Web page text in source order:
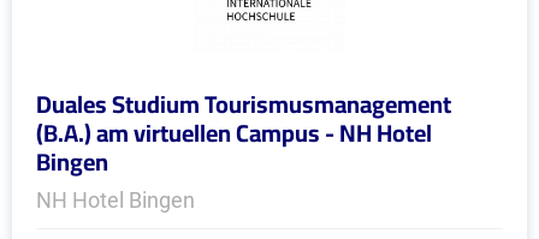
Duales Studium Tourismusmanagement
(B.A.) am virtuellen Campus - NH Hotel
Bingen
NH Hotel Bingen